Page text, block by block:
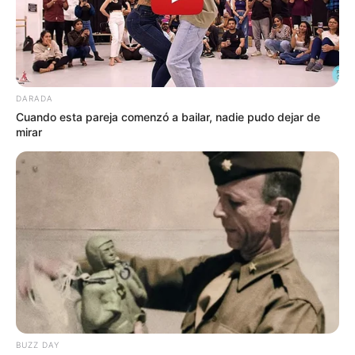
inmueble dado enarrendamiento en buen estado de
servicio, sanidad, seguridad y poner a disposición los
servicios, cosas o usos conexos”.
DARADA
Cuando esta pareja comenzó a bailar, nadie pudo dejar de
mirar
BUZZ DAY